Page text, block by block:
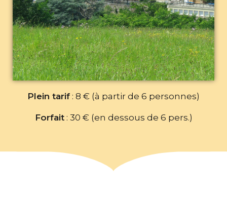
Plein tarif : 8 € (à partir de 6 personnes)
Forfait: 30 € (en dessous de 6 pers.)